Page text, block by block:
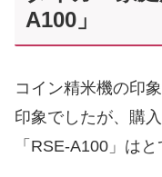
A100」
コイン精米機の印
印象でしたが、購
「RSE-A100」は